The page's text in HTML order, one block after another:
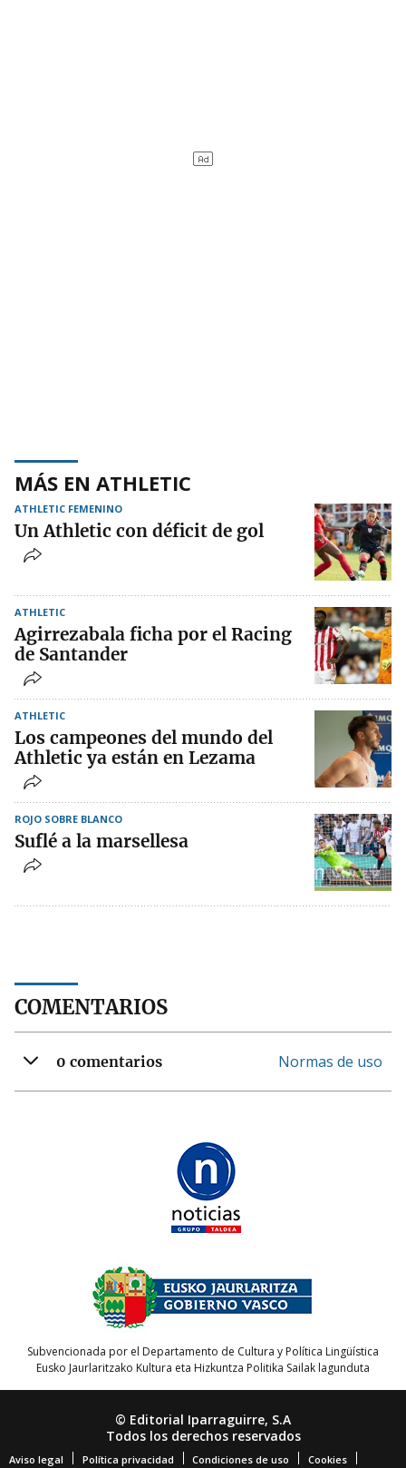
MÁS EN ATHLETIC
ATHLETIC FEMENINO
Un Athletic con déficit de gol
ATHLETIC
Agirrezabala ficha por el Racing
de Santander
ATHLETIC
Los campeones del mundo del
Athletic ya están en Lezama
ROJO SOBRE BLANCO
Suflé a la marsellesa
COMENTARIOS
0 comentarios Normas de uso
Subvencionada por el Departamento de Cultura y Política Lingüística
Eusko Jaurlaritzako Kultura eta Hizkuntza Politika Sailak lagunduta
© Editorial Iparraguirre, S.A
Todos los derechos reservados
Aviso legal Política privacidad Condiciones de uso Cookies